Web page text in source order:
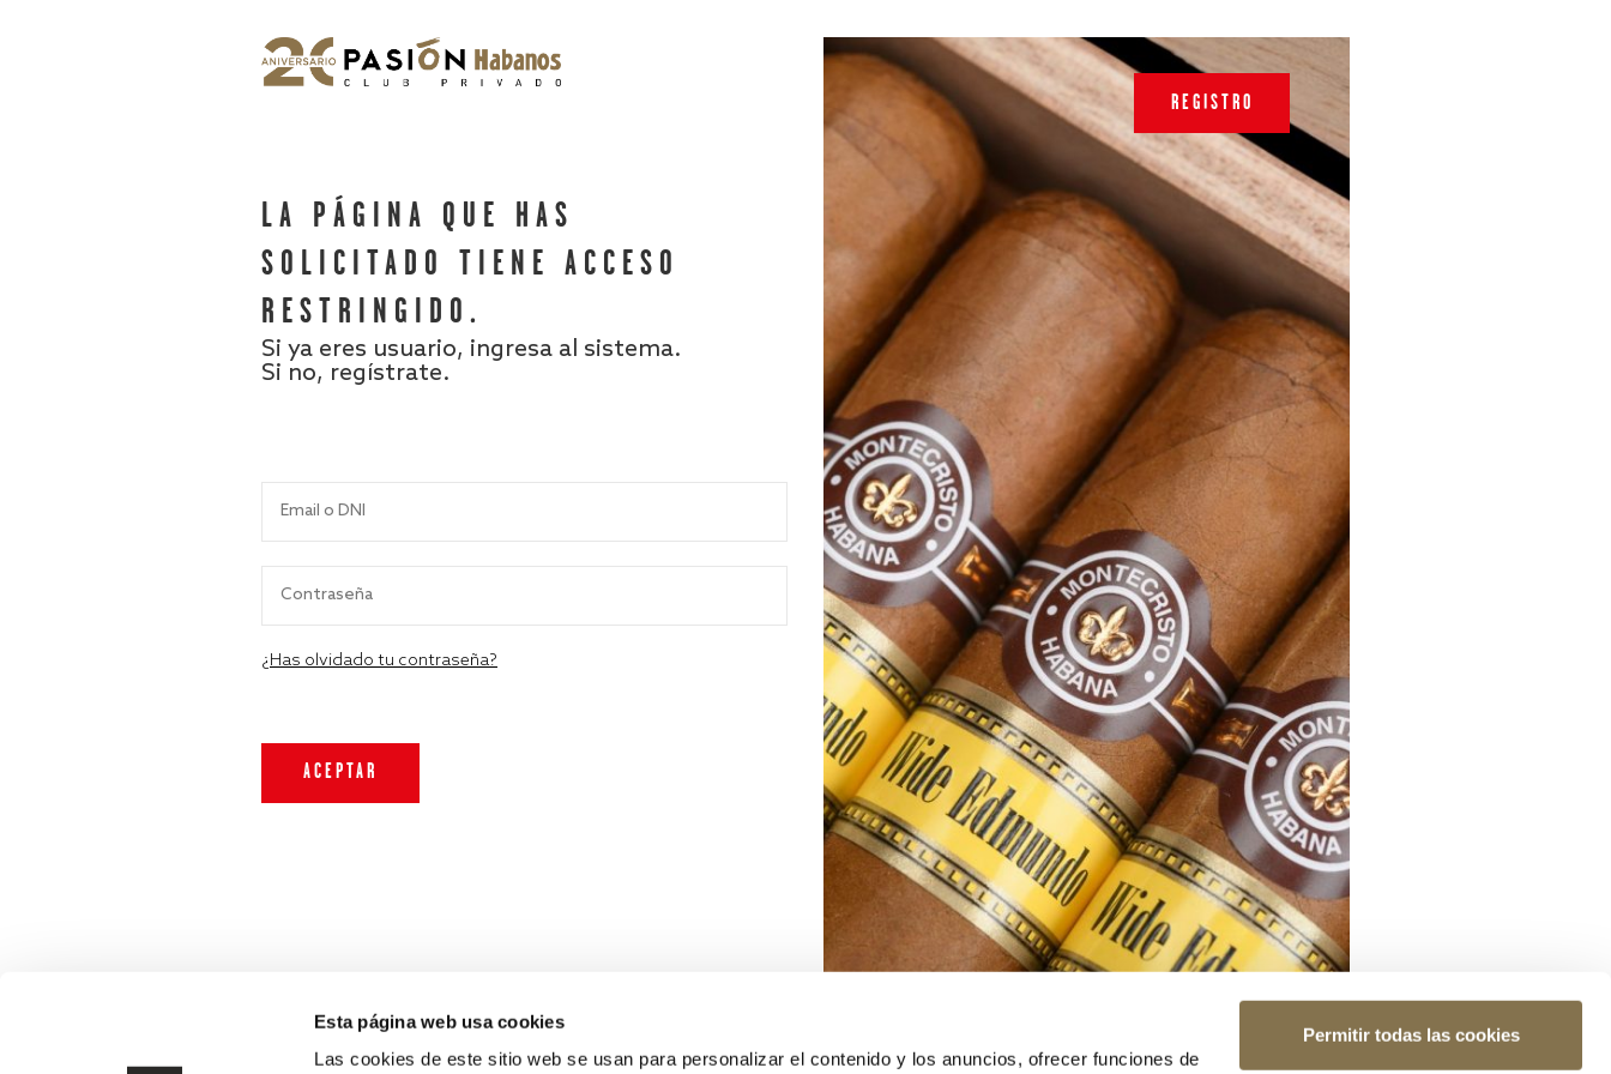
Esta página web usa cookies
Las cookies de este sitio web se usan para personalizar el contenido y los anuncios, ofrecer funciones de
Permitir todas las cookies
LA PÁGINA QUE HAS
SOLICITADO TIENE ACCESO
RESTRINGIDO.
Si ya eres usuario, ingresa al sistema.
Si no, regístrate.
¿Has olvidado tu contraseña?
REGISTRO